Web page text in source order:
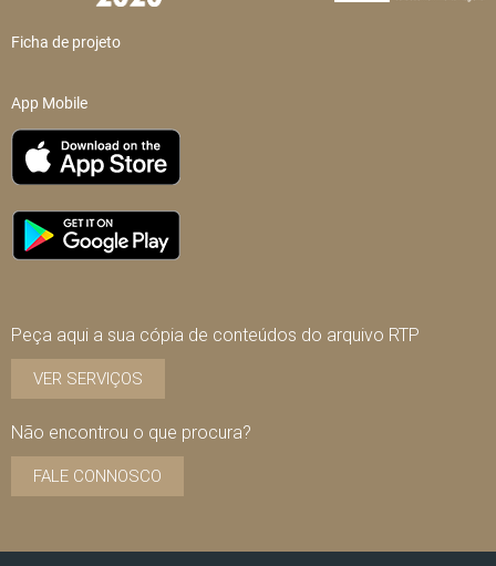
Ficha de projeto
App Mobile
Peça aqui a sua cópia de conteúdos do arquivo RTP
VER SERVIÇOS
Não encontrou o que procura?
FALE CONNOSCO